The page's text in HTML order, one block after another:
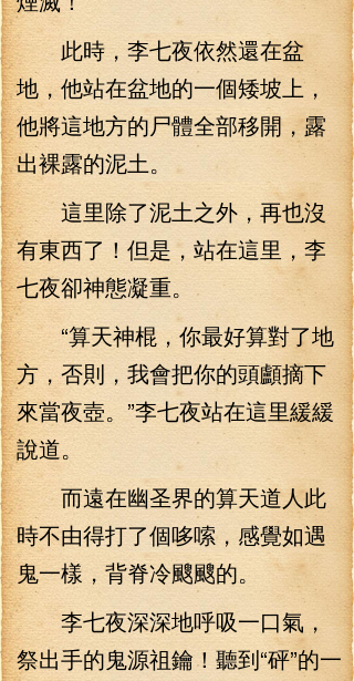
此時，李七夜依然還在盆
地，他站在盆地的一個矮坡上，
他將這地方的尸體全部移開，露
出裸露的泥土。
這里除了泥土之外，再也沒
有東西了！但是，站在這里，李
七夜卻神態凝重。
“算天神棍，你最好算對了地
方，否則，我會把你的頭顱摘下
來當夜壺。”李七夜站在這里緩緩
說道。
而遠在幽圣界的算天道人此
時不由得打了個哆嗦，感覺如遇
鬼一樣，背脊冷颼颼的。
李七夜深深地呼吸一口氣，
祭出手的鬼源祖鑰！聽到“砰”的一